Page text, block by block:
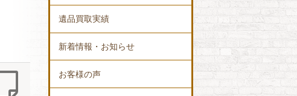
遺品買取実績
新着情報・お知らせ
お客様の声